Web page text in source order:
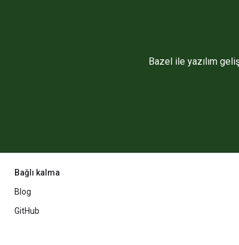
Bazel ile yazılım
Bağlı kalma
Blog
GitHub